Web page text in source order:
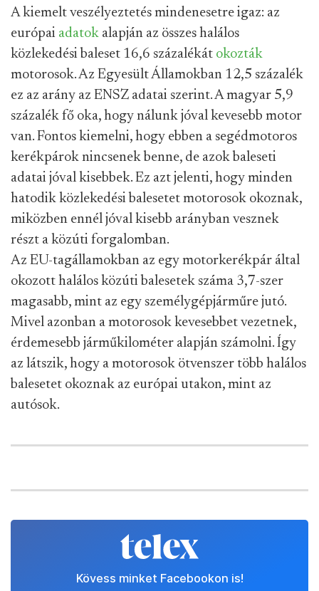
A kiemelt veszélyeztetés mindenesetre igaz: az
európai adatok alapján az összes halálos
közlekedési baleset 16,6 százalékát okozták
motorosok. Az Egyesült Államokban 12,5 százalék
ez az arány az ENSZ adatai szerint. A magyar 5,9
százalék fő oka, hogy nálunk jóval kevesebb motor
van. Fontos kiemelni, hogy ebben a segédmotoros
kerékpárok nincsenek benne, de azok baleseti
adatai jóval kisebbek. Ez azt jelenti, hogy minden
hatodik közlekedési balesetet motorosok okoznak,
miközben ennél jóval kisebb arányban vesznek
részt a közúti forgalomban.
Az EU-tagállamokban az egy motorkerékpár által
okozott halálos közúti balesetek száma 3,7-szer
magasabb, mint az egy személygépjárműre jutó.
Mivel azonban a motorosok kevesebbet vezetnek,
érdemesebb járműkilométer alapján számolni. Így
az látszik, hogy a motorosok ötvenszer több halálos
balesetet okoznak az európai utakon, mint az
autósok.
Kövess minket Facebookon is!